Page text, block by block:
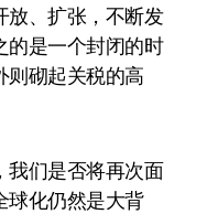
放、扩张，不断发
的是一个封闭的时
则砌起关税的高
我们是否将再次面
球化仍然是大背